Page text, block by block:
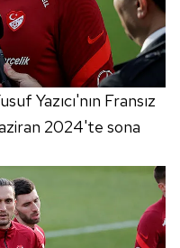
Yazıcı'nın Fransız
2024'te sona